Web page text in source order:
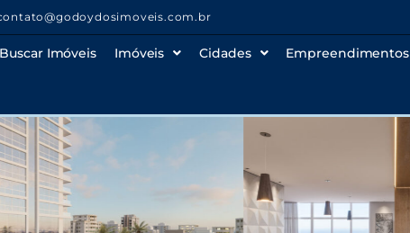
Buscar Imóveis Imóveis Cidades Empreendimentos